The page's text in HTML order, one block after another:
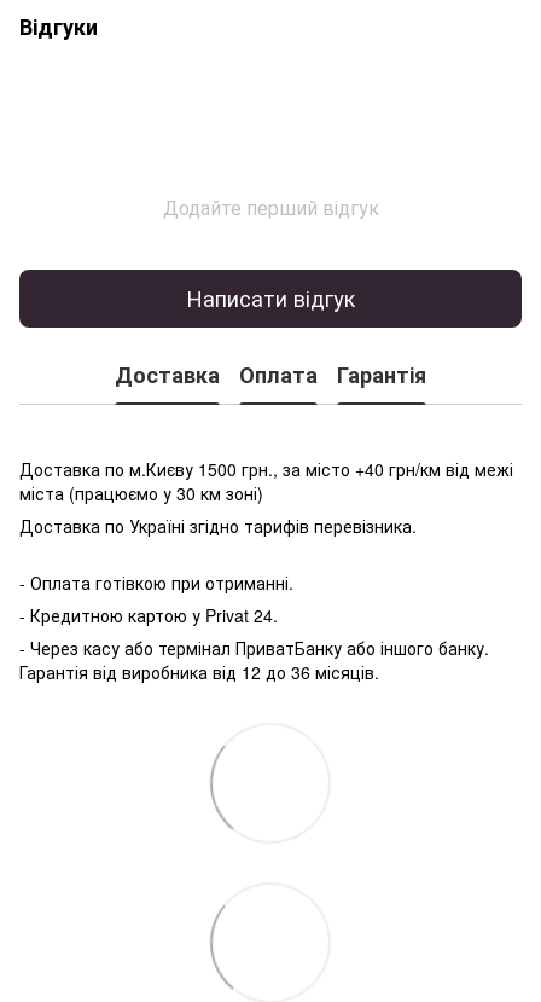
Відгуки
Додайте перший відгук
Написати відгук
Доставка Оплата Гарантія
Доставка по м.Києву 1500 грн., за місто +40 грн/км від межі
міста (працюємо у 30 км зоні)
Доставка по Україні згідно тарифів перевізника.
- Оплата готівкою при отриманні.
- Кредитною картою у Privat 24.
- Через касу або термінал ПриватБанку або іншого банку.
Гарантія від виробника від 12 до 36 місяців.